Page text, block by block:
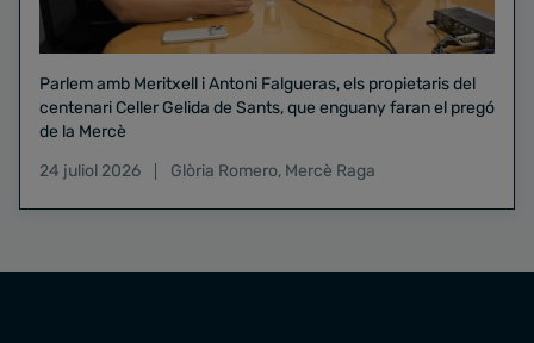
Parlem amb Meritxell i Antoni Falgueras, els propietaris del
centenari Celler Gelida de Sants, que enguany faran el pregó
de la Mercè
24 juliol 2026
Glòria Romero, Mercè Raga